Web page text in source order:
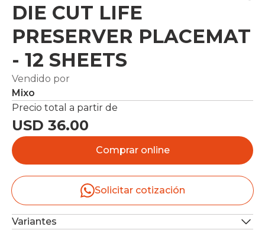
DIE CUT LIFE
PRESERVER PLACEMAT
- 12 SHEETS
Vendido por
Mixo
Precio total a partir de
USD 36.00
Comprar online
Solicitar cotización
Variantes